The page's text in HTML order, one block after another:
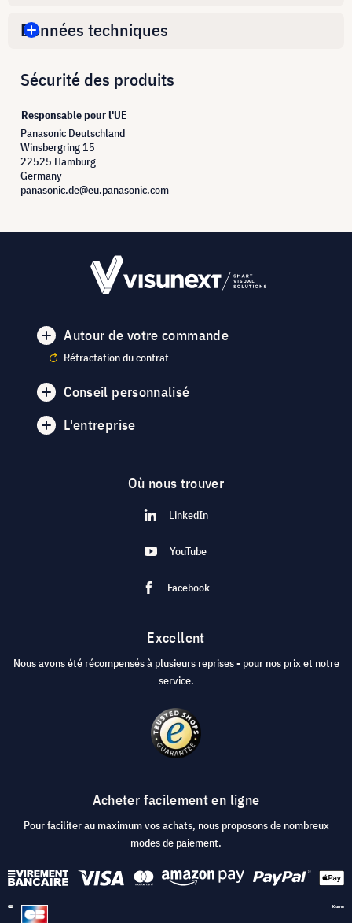
Données techniques
Sécurité des produits
Responsable pour l'UE
Panasonic Deutschland
Winsbergring 15
22525 Hamburg
Germany
panasonic.de@eu.panasonic.com
Autour de votre commande
Rétractation du contrat
Conseil personnalisé
L'entreprise
Où nous trouver
LinkedIn
YouTube
Facebook
Excellent
Nous avons été récompensés à plusieurs reprises - pour nos prix et notre
service.
Acheter facilement en ligne
Pour faciliter au maximum vos achats, nous proposons de nombreux
modes de paiement.